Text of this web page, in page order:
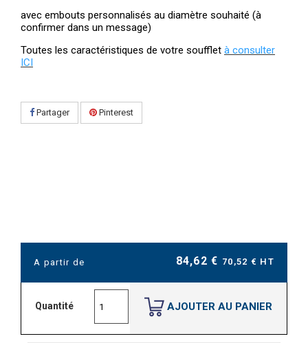
avec embouts personnalisés au diamètre souhaité (à
confirmer dans un message)
Toutes les caractéristiques de votre soufflet à consulter
ICI
Partager Pinterest
A partir de 84,62 € 70,52 € HT
Quantité AJOUTER AU PANIER